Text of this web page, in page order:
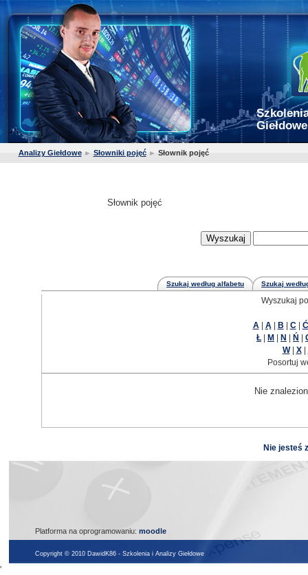
Giełdowe
Analizy Giełdowe ► Słowniki pojęć ► Słownik pojęć
Słownik pojęć
Szukaj według alfabetu Szukaj
Wyszukaj
A| Ą| B C| Ć
Ł
M N Ń
W| X|
Posortuj
Nie
Nie jesteś
Platforma na oprogramowaniu: moodle
Copyright © 2010 DawidK86 - Szkolenia i Analizy Giełdowe
'